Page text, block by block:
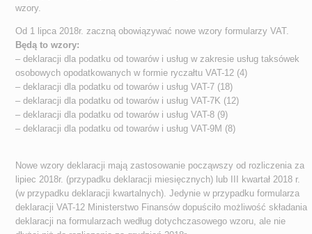
wzory.
Od 1 lipca 2018r. zaczną obowiązywać nowe wzory formularzy VAT.
Będą to wzory:
– deklaracji dla podatku od towarów i usług w zakresie usług taksówek
osobowych opodatkowanych w formie ryczałtu VAT-12 (4)
– deklaracji dla podatku od towarów i usług VAT-7 (18)
– deklaracji dla podatku od towarów i usług VAT-7K (12)
– deklaracji dla podatku od towarów i usług VAT-8 (9)
– deklaracji dla podatku od towarów i usług VAT-9M (8)
Nowe wzory deklaracji mają zastosowanie począwszy od rozliczenia za
lipiec 2018r. (przypadku deklaracji miesięcznych) lub III kwartał 2018 r.
(w przypadku deklaracji kwartalnych). Jedynie w przypadku formularza
deklaracji VAT-12 Ministerstwo Finansów dopuściło możliwość składania
deklaracji na formularzach według dotychczasowego wzoru, ale nie